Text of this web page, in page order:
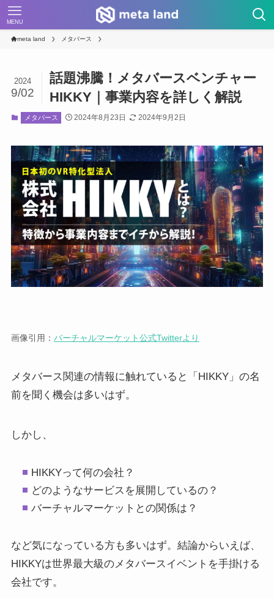
MENU
meta land メタバース
話題沸騰！メタバースベンチャー
HIKKY｜事業内容を詳しく解説
2024
9/02
メタバース 2024年8月23日 2024年9月2日
画像引用： バーチャルマーケット公式Twitterより
メタバース関連の情報に触れていると「HIKKY」の名
前を聞く機会は多いはず。
しかし、
HIKKYって何の会社？
どのようなサービスを展開しているの？
バーチャルマーケットとの関係は？
など気になっている方も多いはず。結論からいえば、
HIKKYは世界最大級のメタバースイベントを手掛ける
会社です。